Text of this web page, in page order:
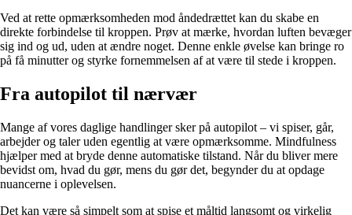
Ved at rette opmærksomheden mod åndedrættet kan du skabe en
direkte forbindelse til kroppen. Prøv at mærke, hvordan luften bevæger
sig ind og ud, uden at ændre noget. Denne enkle øvelse kan bringe ro
på få minutter og styrke fornemmelsen af at være til stede i kroppen.
Fra autopilot til nærvær
Mange af vores daglige handlinger sker på autopilot – vi spiser, går,
arbejder og taler uden egentlig at være opmærksomme. Mindfulness
hjælper med at bryde denne automatiske tilstand. Når du bliver mere
bevidst om, hvad du gør, mens du gør det, begynder du at opdage
nuancerne i oplevelsen.
Det kan være så simpelt som at spise et måltid langsomt og virkelig